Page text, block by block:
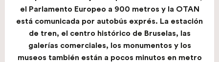
el Parlamento Europeo a 900 metros y la OTAN
está comunicada por autobús exprés. La estación
de tren, el centro histórico de Bruselas, las
galerías comerciales, los monumentos y los
museos también están a pocos minutos en metro